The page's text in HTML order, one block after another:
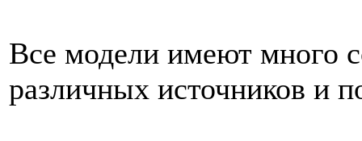
Все модели имеют много
различных источников и